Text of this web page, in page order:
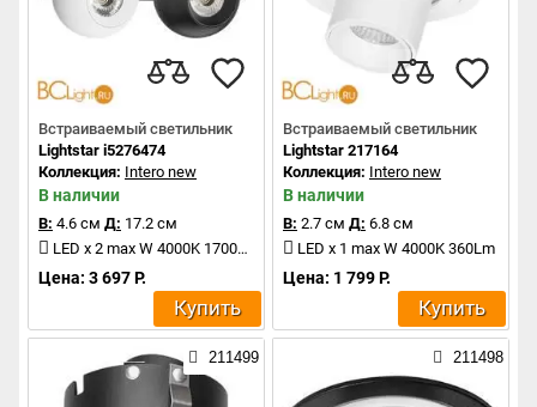
Встраиваемый светильник
Lightstar i5276474
Коллекция: Intero new
В наличии
В: 4.6 см Д: 17.2 см
LED x 2 max W 4000K 1700Lm
Цена: 3 697 Р.
Купить
Встраиваемый светильник
Lightstar 217164
Коллекция: Intero new
В наличии
В: 2.7 см Д: 6.8 см
LED x 1 max W 4000K 360Lm
Цена: 1 799 Р.
Купить
211499 211498